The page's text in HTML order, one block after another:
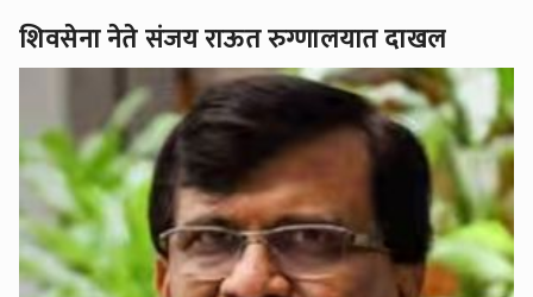
शिवसेना नेते संजय राऊत रुग्णालयात दाखल